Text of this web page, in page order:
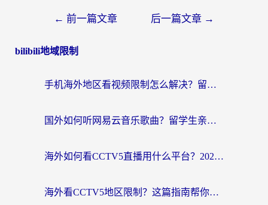
← 前一篇文章 后一篇文章 →
bilibili地域限制
手机海外地区看视频限制怎么解决？留学生亲测有效的回国加速器指南
国外如何听网易云音乐歌曲？留学生亲测有效的回国加速方案
海外如何看CCTV5直播用什么平台？2026最新指南：看欧洲杯、中超、奥运不再卡
海外看CCTV5地区限制？这篇指南帮你流畅看欧洲杯、NBA还听中文解说